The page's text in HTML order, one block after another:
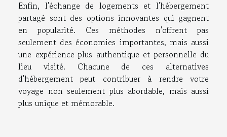
Enfin, l'échange de logements et l'hébergement
partagé sont des options innovantes qui gagnent
en popularité. Ces méthodes n'offrent pas
seulement des économies importantes, mais aussi
une expérience plus authentique et personnelle du
lieu visité. Chacune de ces alternatives
d'hébergement peut contribuer à rendre votre
voyage non seulement plus abordable, mais aussi
plus unique et mémorable.